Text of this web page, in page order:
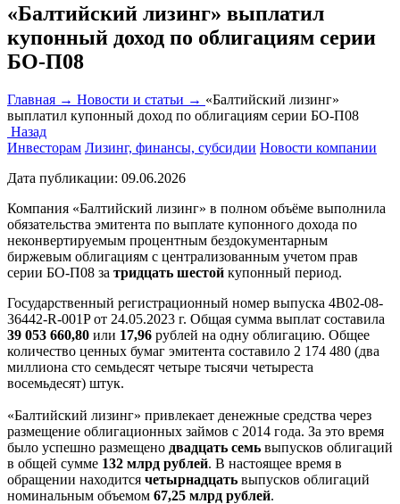
«Балтийский лизинг» выплатил
купонный доход по облигациям серии
БО-П08
Главная → Новости и статьи → «Балтийский лизинг»
выплатил купонный доход по облигациям серии БО-П08
Назад
Инвесторам Лизинг, финансы, субсидии Новости компании
Дата публикации: 09.06.2026
Компания «Балтийский лизинг» в полном объёме выполнила
обязательства эмитента по выплате купонного дохода по
неконвертируемым процентным бездокументарным
биржевым облигациям с централизованным учетом прав
серии БО-П08 за тридцать шестой купонный период.
Государственный регистрационный номер выпуска 4B02-08-
36442-R-001P от 24.05.2023 г. Общая сумма выплат составила
39 053 660,80 или 17,96 рублей на одну облигацию. Общее
количество ценных бумаг эмитента составило 2 174 480 (два
миллиона сто семьдесят четыре тысячи четыреста
восемьдесят) штук.
«Балтийский лизинг» привлекает денежные средства через
размещение облигационных займов с 2014 года. За это время
было успешно размещено двадцать семь выпусков облигаций
в общей сумме 132 млрд рублей. В настоящее время в
обращении находится четырнадцать выпусков облигаций
номинальным объемом 67,25 млрд рублей.